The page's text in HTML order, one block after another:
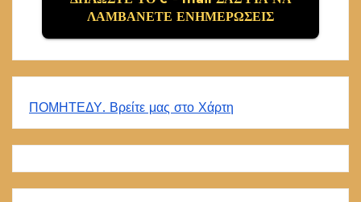
ΠΟΜΗΤΕΔΥ. Βρείτε μας στο Χάρτη